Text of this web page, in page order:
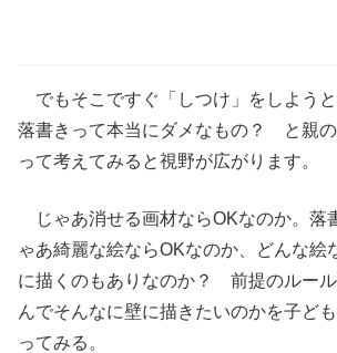
でもそこですぐ「しつけ」をしよう
落書きって本当にダメなもの？ と親の
って考えてみると視野が広がります。
じゃあ消せる画材ならOKなのか。
ゃあ綺麗な絵ならOKなのか、どんな絵
に描くのもありなのか？ 前提のルー
んでそんなに壁に描きたいのかを子ど
ってみる。